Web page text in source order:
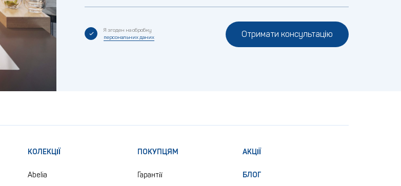
Я згоден на обробку
персональних даних
Отримати консультацію
КОЛЕКЦІЇ
Abelia
ПОКУПЦЯМ
Гарантії
АКЦІЇ
БЛОГ